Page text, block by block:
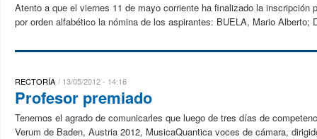
Atento a que el viernes 11 de mayo corriente ha finalizado la
por orden alfabético la nómina de los aspirantes: BUELA, Mario Alberto;
RECTORÍA 13/05/2012 - 14:16
Profesor premiado
Tenemos el agrado de comunicarles que luego de tres días de
Verum de Baden, Austria 2012, MusicaQuantica voces de cámara,